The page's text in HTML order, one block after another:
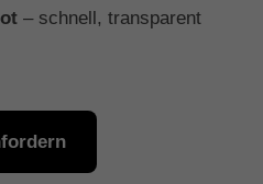
– schnell, transparent